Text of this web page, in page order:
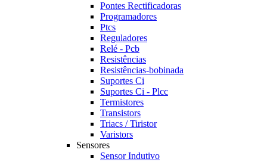
Pontes Rectificadoras
Programadores
Ptcs
Reguladores
Relé - Pcb
Resistências
Resistências-bobinada
Suportes Ci
Suportes Ci - Plcc
Termistores
Transistors
Triacs / Tiristor
Varistors
Sensores
Sensor Indutivo